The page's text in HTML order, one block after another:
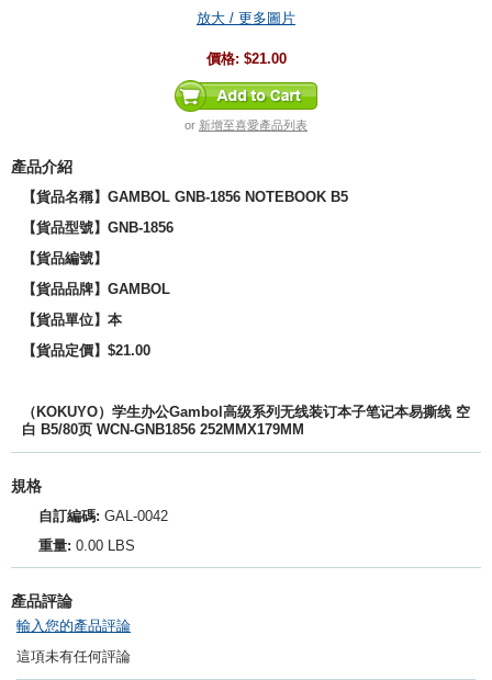
放大 / 更多圖片
價格: $21.00
or 新增至喜愛產品列表
產品介紹
【貨品名稱】GAMBOL GNB-1856 NOTEBOOK B5
【貨品型號】GNB-1856
【貨品編號】
【貨品品牌】 GAMBOL
【貨品單位】本
【貨品定價】$21.00
（KOKUYO）学生办公Gambol高级系列无线装订本子笔记本易撕线 空
白 B5/80页 WCN-GNB1856 252MMX179MM
規格
自訂編碼: GAL-0042
重量: 0.00 LBS
產品評論
輸入您的產品評論
這項未有任何評論